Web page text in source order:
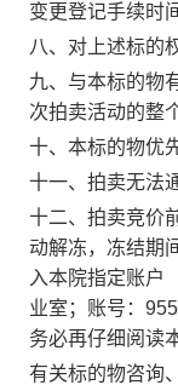
变更登记手续时
八、对上述标的
九、与本标的物
次拍卖活动的整
十、 本标的物优
十一、拍卖无法
十二、拍卖竞价
动解冻，冻结期
入本院指定账户
业室；账号：
务必再仔细阅读
有关标的物咨询